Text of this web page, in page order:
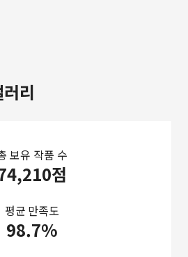
리
보유 작품 수
점
평균 만족도
98.7%